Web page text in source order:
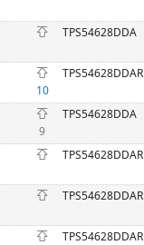
TPS54628DDA
10
TPS54628DDAR
9
TPS54628DDA
TPS54628DDAR
TPS54628DDAR
TPS54628DDAR